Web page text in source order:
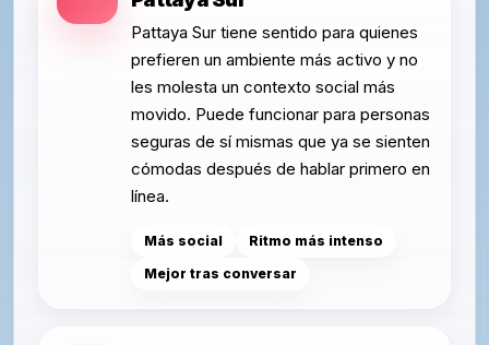
Pattaya Sur tiene sentido para quienes
prefieren un ambiente más activo y no
les molesta un contexto social más
movido. Puede funcionar para personas
seguras de sí mismas que ya se sienten
cómodas después de hablar primero en
línea.
Más social
Ritmo más intenso
Mejor tras conversar